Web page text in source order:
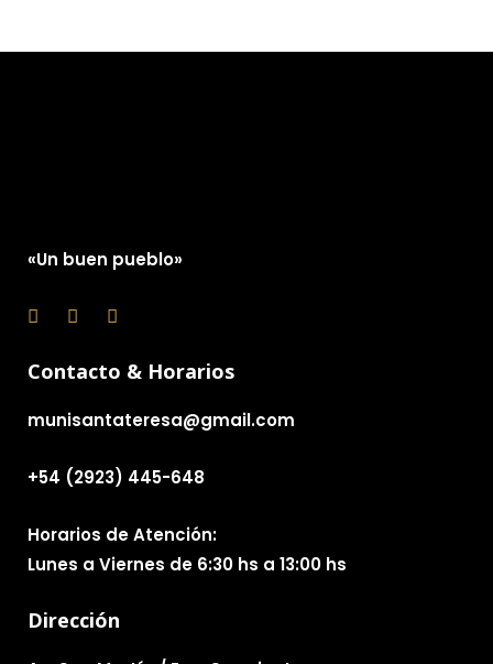
«Un buen pueblo»
Contacto & Horarios
munisantateresa@gmail.com
+54 (2923) 445-648
Horarios de Atención:
Lunes a Viernes de 6:30 hs a 13:00 hs
Dirección